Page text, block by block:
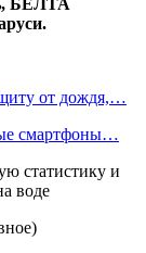
от дождя,…
смартфоны…